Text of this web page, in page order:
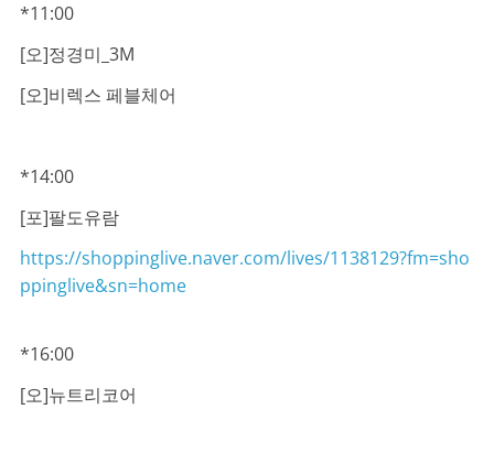
*11:00
[오]정경미_3M
[오]비렉스 페블체어
*14:00
[포]팔도유람
https://shoppinglive.naver.com/lives/1138129?fm=sho
ppinglive&sn=home
*16:00
[오]뉴트리코어